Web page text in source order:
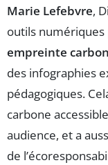
Marie Lefebvre,
outils
empreinte
des infographies
pédagogiques.
carbone
audience, et a
de